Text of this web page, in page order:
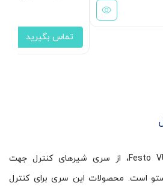
تماس بگیرید
شیر برقی پنوماتیک Festo VUVS، از سری شیرهای کنترل جهت
است. محصولات این سری برای کنترل